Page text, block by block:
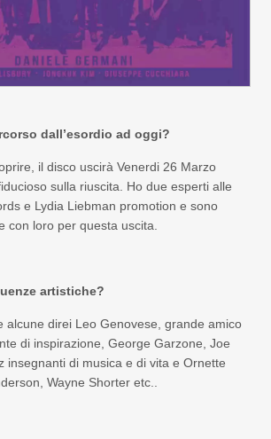
dall’esordio ad oggi?
il disco uscirà Venerdi 26 Marzo
sulla riuscita. Ho due esperti alle
e Lydia Liebman promotion e sono
con loro per questa uscita.
artistiche?
direi Leo Genovese, grande amico
di inspirazione, George Garzone, Joe
insegnanti di musica e di vita e Ornette
Wayne Shorter etc..